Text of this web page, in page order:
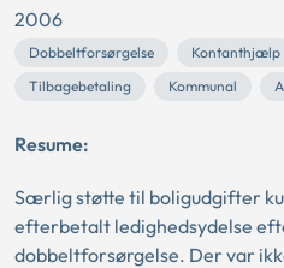
2006
Dobbeltforsørgelse Kontanthjælp
Tilbagebetaling
Kommunal
Resume:
Særlig støtte til boligudgifter
efterbetalt ledighedsydelse
dobbeltforsørgelse. Der var